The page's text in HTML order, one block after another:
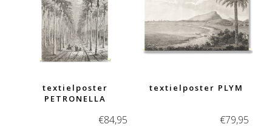
textielposter
PETRONELLA
€84,95
textielposter PLYM
€79,95